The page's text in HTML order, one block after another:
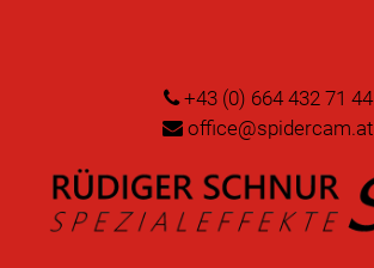
+43 (0) 664 432 71 44
office@spidercam.at